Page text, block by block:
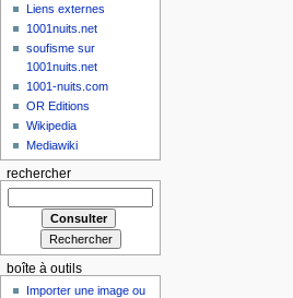
Liens externes
1001nuits.net
soufisme sur
1001nuits.net
1001-nuits.com
OR Editions
Wikipedia
Mediawiki
rechercher
boîte à outils
Importer une image ou